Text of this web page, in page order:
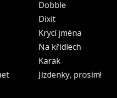
Dobble
Dixit
Krycí jména
Na křídlech
Karak
Jízdenky, prosím!